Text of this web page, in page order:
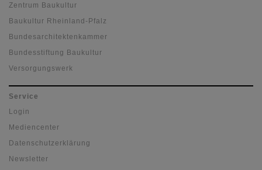
Zentrum Baukultur
Baukultur Rheinland-Pfalz
Bundesarchitektenkammer
Bundesstiftung Baukultur
Versorgungswerk
Service
Login
Mediencenter
Datenschutzerklärung
Newsletter